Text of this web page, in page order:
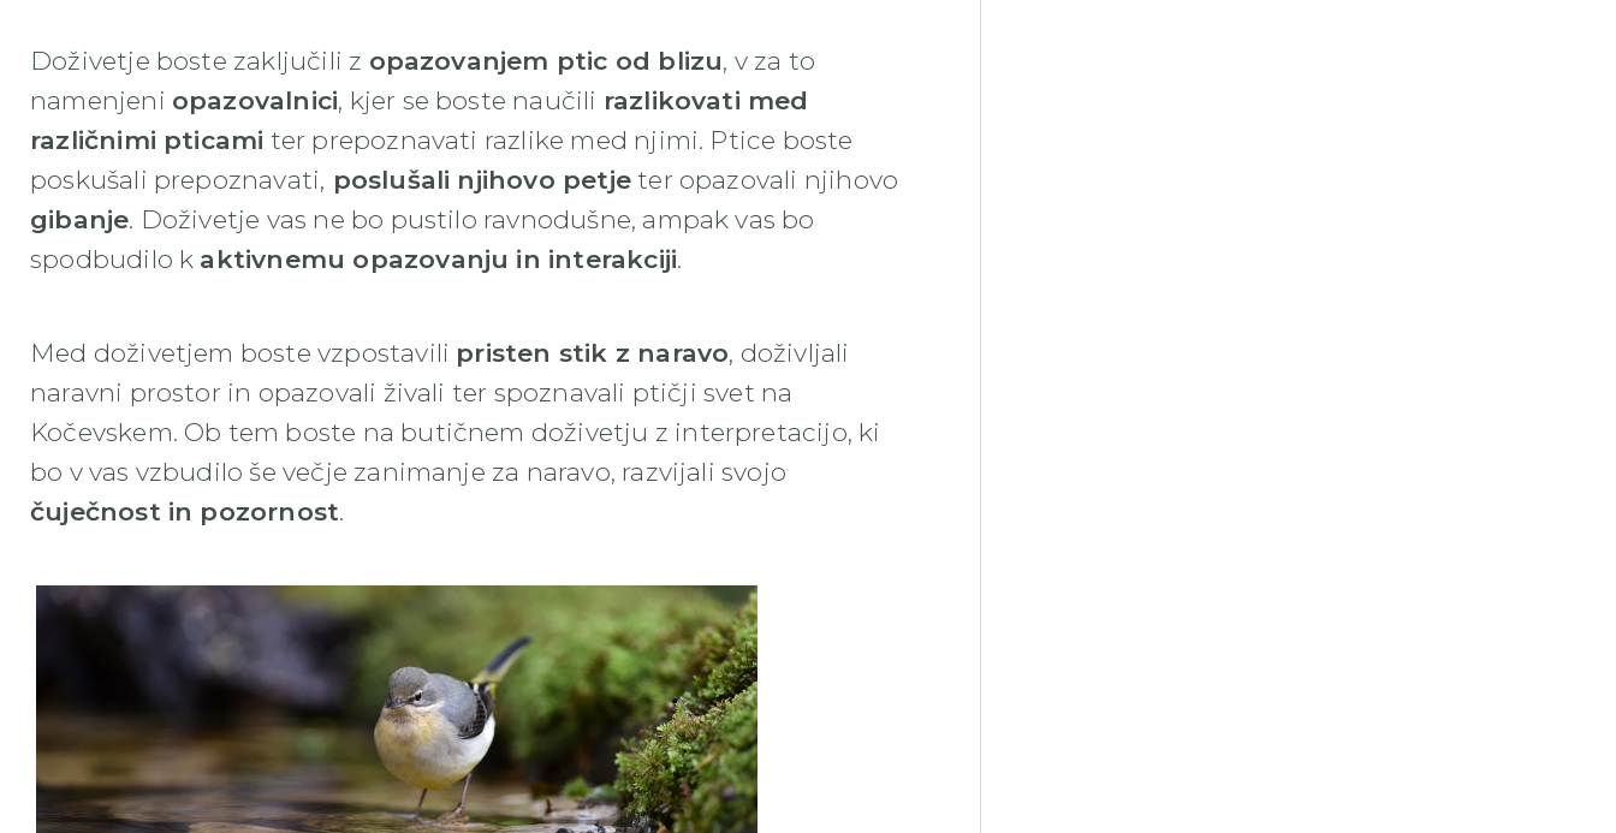
Doživetje boste zaključili z opazovanjem ptic od blizu, v za to
namenjeni opazovalnici, kjer se boste naučili razlikovati med
različnimi pticami ter prepoznavati razlike med njimi. Ptice boste
poskušali prepoznavati, poslušali njihovo petjeter opazovali njihovo
gibanje. Doživetje vas ne bo pustilo ravnodušne, ampak vas bo
spodbudilo k aktivnemu opazovanju in interakciji.
Med doživetjem boste vzpostavili pristen stik z naravo, doživljali
naravni prostor in opazovali živali ter spoznavali ptičji svet na
Kočevskem. Ob tem boste na butičnem doživetju z interpretacijo, ki
bo v vas vzbudilo še večje zanimanje za naravo, razvijali svojo
čuječnost in pozornost.